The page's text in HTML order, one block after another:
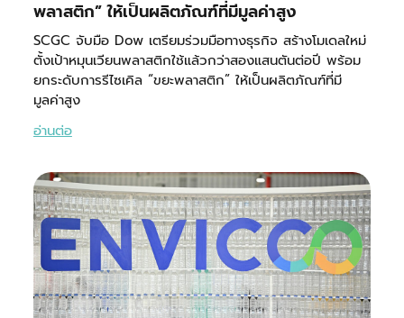
พลาสติก” ให้เป็นผลิตภัณฑ์ที่มีมูลค่าสูง
SCGC จับมือ Dow เตรียมร่วมมือทางธุรกิจ สร้างโมเดลใหม่
ตั้งเป้าหมุนเวียนพลาสติกใช้แล้วกว่าสองแสนตันต่อปี พร้อม
ยกระดับการรีไซเคิล “ขยะพลาสติก” ให้เป็นผลิตภัณฑ์ที่มี
มูลค่าสูง
อ่านต่อ